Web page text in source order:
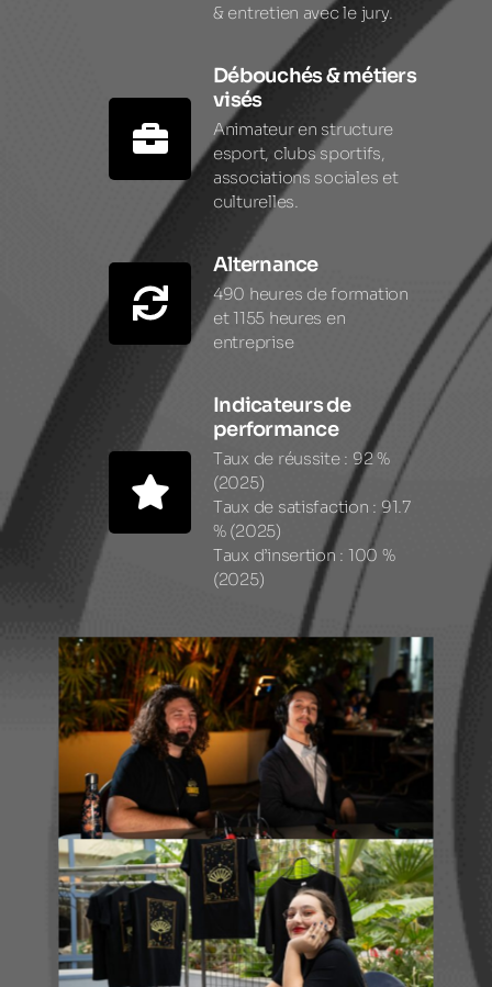
& entretien avec le jury.
Débouchés & métiers
visés
Animateur en structure
esport, clubs sportifs,
associations sociales et
culturelles.
Alternance
490 heures de formation
et 1155 heures en
entreprise
Indicateurs de
performance
Taux de réussite : 92 %
(2025)
Taux de satisfaction : 91.7
% (2025)
Taux d’insertion : 100 %
(2025)